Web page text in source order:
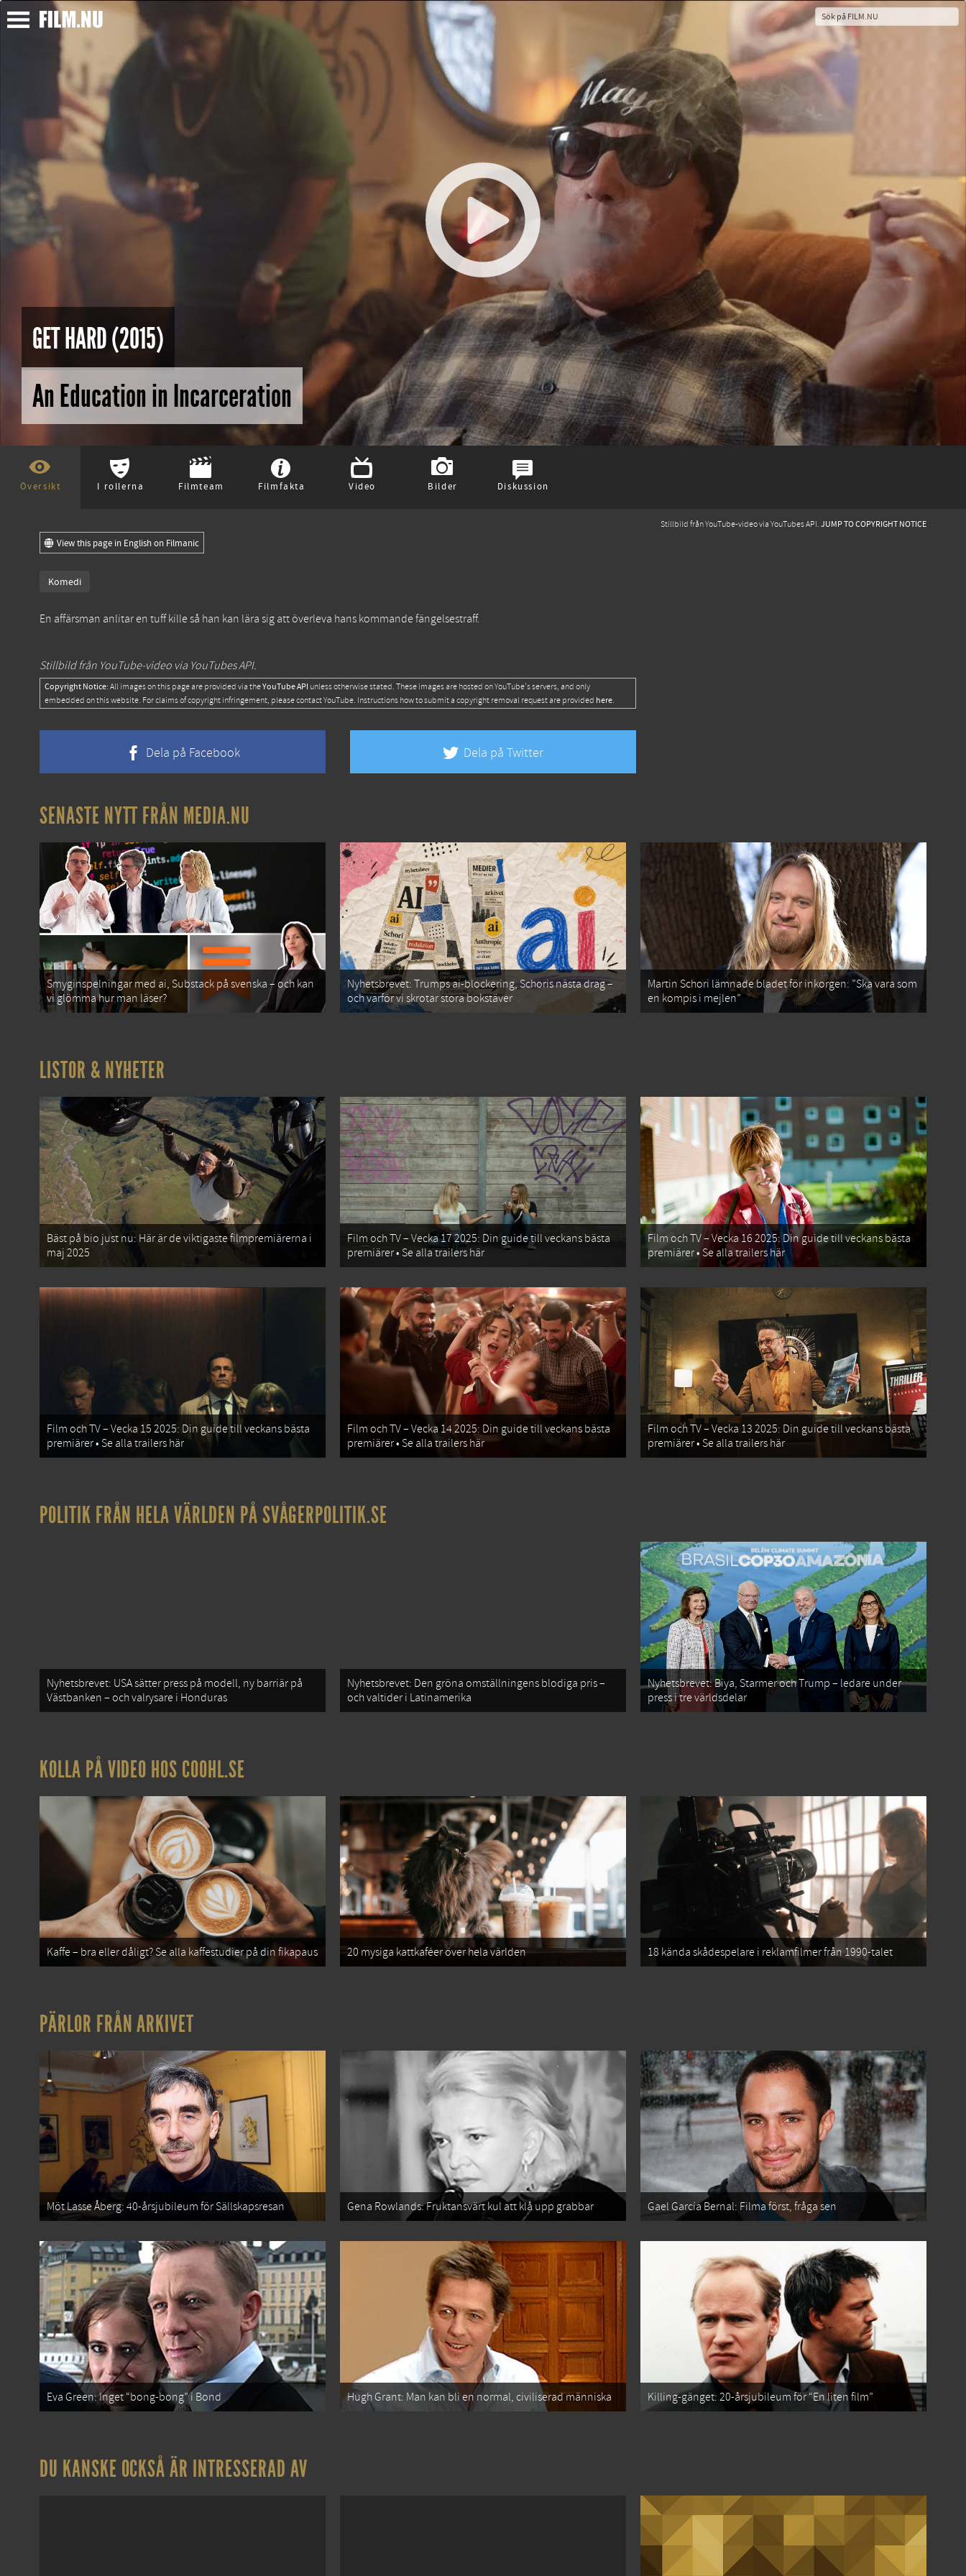
GET HARD (2015)
An Education in Incarceration
Översikt I rollerna Filmteam Filmfakta Video Bilder Diskussion
Stillbild från YouTube-video via YouTubes API. JUMP TO COPYRIGHT NOTICE
View this page in English on Filmanic
Komedi
En affärsman anlitar en tuff kille så han kan lära sig att överleva hans kommande fängelsestraff.
Stillbild från YouTube-video via YouTubes API.
Copyright Notice: All images on this page are provided via theYouTube API unless otherwise stated. These images are hosted on YouTube's servers, and only
embedded on this website. For claims of copyright infringement, please contact YouTube. Instructions how to submit a copyright removal request are provided here.
Dela på Facebook Dela på Twitter
SENASTE NYTT FRÅN MEDIA.NU
Smyginspelningar med ai, Substack på svenska – och kan
vi glömma hur man läser?
Nyhetsbrevet: Trumps ai-blockering, Schoris nästa drag –
och varför vi skrotar stora bokstäver
Martin Schori lämnade bladet för inkorgen: ”Ska vara som
en kompis i mejlen”
LISTOR & NYHETER
Bäst på bio just nu: Här är de viktigaste filmpremiärerna i
maj 2025
Film och TV – Vecka 17 2025: Din guide till veckans bästa
premiärer • Se alla trailers här
Film och TV – Vecka 16 2025: Din guide till veckans bästa
premiärer • Se alla trailers här
Film och TV – Vecka 15 2025: Din guide till veckans bästa
premiärer • Se alla trailers här
Film och TV – Vecka 14 2025: Din guide till veckans bästa
premiärer • Se alla trailers här
Film och TV – Vecka 13 2025: Din guide till veckans bästa
premiärer • Se alla trailers här
POLITIK FRÅN HELA VÄRLDEN PÅ SVÅGERPOLITIK.SE
Nyhetsbrevet: USA sätter press på modell, ny barriär på
Västbanken – och valrysare i Honduras
Nyhetsbrevet: Den gröna omställningens blodiga pris –
och valtider i Latinamerika
Nyhetsbrevet: Biya, Starmer och Trump – ledare under
press i tre världsdelar
KOLLA PÅ VIDEO HOS COOHL.SE
Kaffe – bra eller dåligt? Se alla kaffestudier på din fikapaus 20 mysiga kattkaféer över hela världen 18 kända skådespelare i reklamfilmer från 1990-talet
PÄRLOR FRÅN ARKIVET
Möt Lasse Åberg: 40-årsjubileum för Sällskapsresan Gena Rowlands: Fruktansvärt kul att klå upp grabbar Gael García Bernal: Filma först, fråga sen
Eva Green: Inget “bong-bong” i Bond Hugh Grant: Man kan bli en normal, civiliserad människa Killing-gänget: 20-årsjubileum för “En liten film”
DU KANSKE OCKSÅ ÄR INTRESSERAD AV